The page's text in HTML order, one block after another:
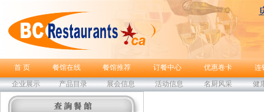
首 页 餐馆在线 餐馆推荐 订餐中心 优惠卷卡
连
企业展示
产品目录 展会信息 活动信息 名厨风采 健